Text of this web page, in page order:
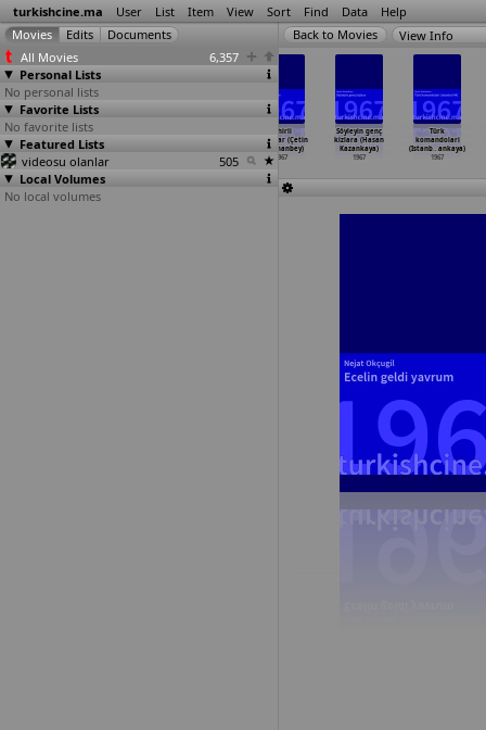
turkishcine.ma User List Item View Sort Find Data Help
All Movies
6,357
Personal Lists
No personal lists
Favorite Lists
No favorite lists
Featured Lists
videosu olanlar
505
Local Volumes
No local volumes
View Info
Koca dagli
(Kemal Kan)
1967
Zehirli
dudaklar (Çetin
Karamanbey)
1967
Söyleyin genç
kizlara (Hasan
Kazankaya)
1967
Türk
komandolari
(Istanb… ankaya)
1967